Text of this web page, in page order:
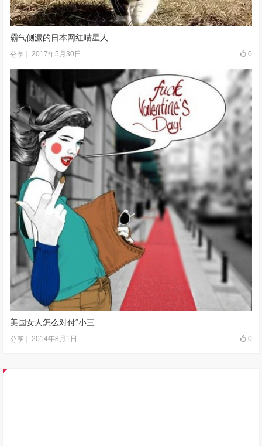
霸气侧漏的日本网红喵星人
分享 2017年5月30日 0
美国女人怎么对付“小三
分享 2014年8月1日 0